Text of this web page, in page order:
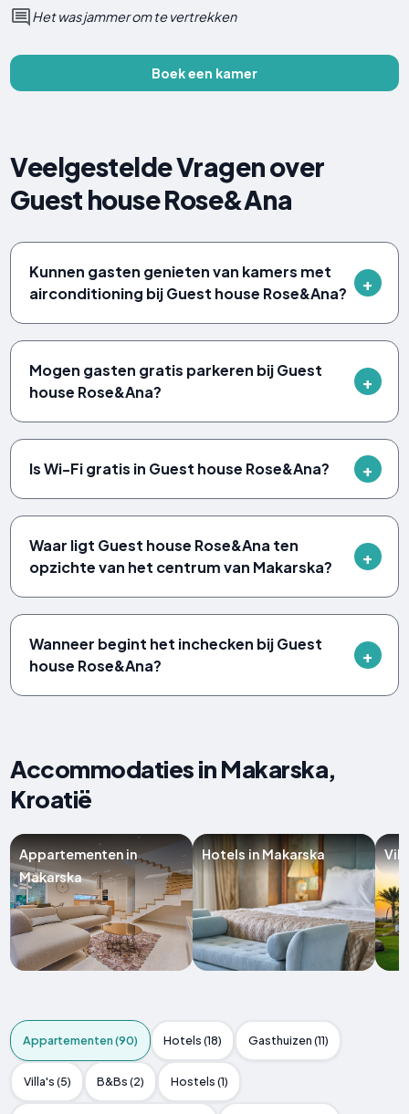
Het was jammer om te vertrekken
Boek een kamer
Veelgestelde Vragen over
Guest house Rose&Ana
Kunnen gasten genieten van kamers met
airconditioning bij Guest house Rose&Ana?
Mogen gasten gratis parkeren bij Guest
house Rose&Ana?
Is Wi-Fi gratis in Guest house Rose&Ana?
Waar ligt Guest house Rose&Ana ten
opzichte van het centrum van Makarska?
Wanneer begint het inchecken bij Guest
house Rose&Ana?
Accommodaties in Makarska,
Kroatië
Appartementen in
Makarska
Hotels in Makarska
Appartementen (90) Hotels (18) Gasthuizen (11)
Villa's (5) B&Bs (2) Hostels (1)